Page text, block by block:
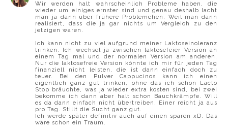
Wir werden halt wahrscheinlich Probleme haben, die
wieder um einiges ernster sind und genau deshalb lacht
man ja dann über frühere Problemchen. Weil man dann
realisiert, dass die ja gar nichts um Vergleich zu den
jetzigen waren.
Ich kann nicht zu viel aufgrund meiner Laktoseinoleranz
trinken. Ich wechsel ja zwischen laktosefeier Version an
einem Tag mal und der normalen Version am anderen.
Nur die laktosefreie Version könnte ich mir für jeden Tag
finanziell nicht leisten, die ist dann einfach doch zu
teuer. Bei den Pulver Cappucinos kann ich einen
eigentlich ganz gut trinken, ohne das ich schon Lacto
Stop bräuchte, was ja wieder extra kosten sind, bei zwei
bekomme ich dann aber halt schon Bauchkrämpfe. Will
es da dann einfach nicht übertreiben. Einer reicht ja aus
pro Tag. Stillt die Sucht ganz gut.
Ich werde später definitiv auch auf einen sparen xD. Das
wäre schon ein Traum.